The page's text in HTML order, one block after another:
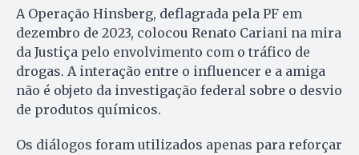
A Operação Hinsberg, deflagrada pela PF em
dezembro de 2023, colocou Renato Cariani na mira
da Justiça pelo envolvimento com o tráfico de
drogas. A interação entre o influencer e a amiga
não é objeto da investigação federal sobre o desvio
de produtos químicos.
Os diálogos foram utilizados apenas para reforçar